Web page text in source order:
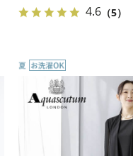
4.6（5）